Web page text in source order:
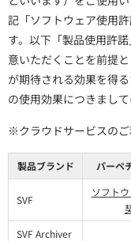
記「ソフトウェア使用
す。以下「製品使用許
意いただくことを前提
が期待される効果を得
の使用効果につきまし
※クラウドサービスの
製品ブランド パーペ
SVF
ソフト
SVF Archiver